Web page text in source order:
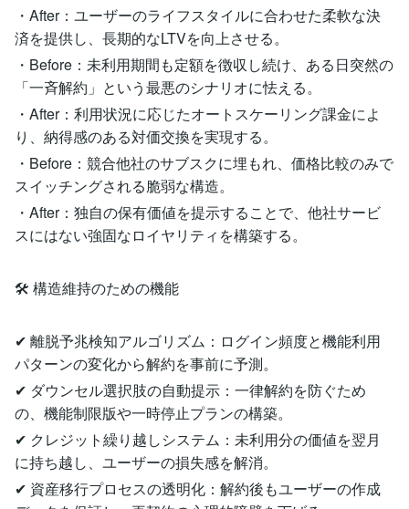
・After：ユーザーのライフスタイルに合わせた柔軟な決
済を提供し、長期的なLTVを向上させる。
・Before：未利用期間も定額を徴収し続け、ある日突然の
「一斉解約」という最悪のシナリオに怯える。
・After：利用状況に応じたオートスケーリング課金によ
り、納得感のある対価交換を実現する。
・Before：競合他社のサブスクに埋もれ、価格比較のみで
スイッチングされる脆弱な構造。
・After：独自の保有価値を提示することで、他社サービ
スにはない強固なロイヤリティを構築する。
🛠 構造維持のための機能
✔ 離脱予兆検知アルゴリズム：ログイン頻度と機能利用
パターンの変化から解約を事前に予測。
✔ ダウンセル選択肢の自動提示：一律解約を防ぐため
の、機能制限版や一時停止プランの構築。
✔ クレジット繰り越しシステム：未利用分の価値を翌月
に持ち越し、ユーザーの損失感を解消。
✔ 資産移行プロセスの透明化：解約後もユーザーの作成